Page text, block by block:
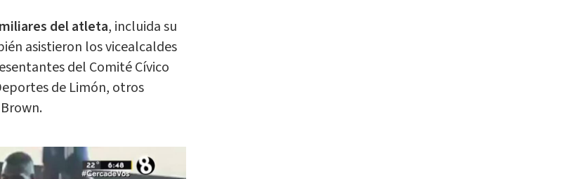
del atleta, incluida su
asistieron los vicealcaldes
del Comité Cívico
de Limón, otros